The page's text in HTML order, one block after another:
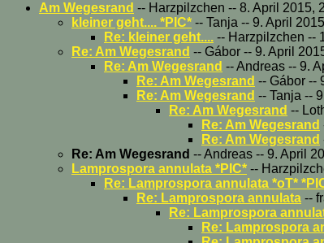
Am Wegesrand -- Harzpilzchen -- 8. April 2015,
kleiner geht.... *PIC* -- Tanja -- 9. April
Re: kleiner geht.... -- Harzpilzchen --
Re: Am Wegesrand -- Gábor -- 9. April
Re: Am Wegesrand -- Andreas -- 9.
Re: Am Wegesrand -- Gábor --
Re: Am Wegesrand -- Tanja --
Re: Am Wegesrand --
Re: Am Wegesrand
Re: Am Wegesrand
Re: Am Wegesrand -- Andreas -- 9. April
Lamprospora annulata *PIC* --
Re: Lamprospora annulata *oT*
Re: Lamprospora annulata --
Re: Lamprospora
Re: Lamprospora